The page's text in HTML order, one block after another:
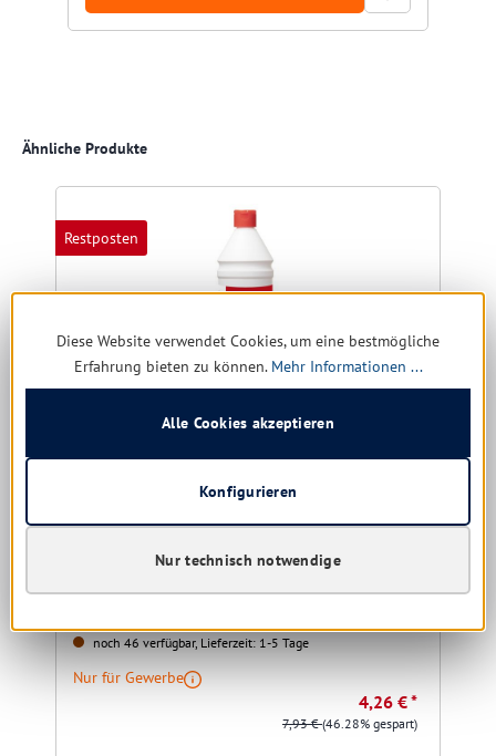
Produktgalerie überspringen
Ähnliche Produkte
Restposten
Iduna Tenozid 10 Supreme 1 ltr. Sanitärreiniger
noch 46 verfügbar, Lieferzeit: 1-5 Tage
Nur für Gewerbe
4,26 € *
7,93 €(46.28% gespart)
Diese Website verwendet Cookies, um eine bestmögliche
Erfahrung bieten zu können. Mehr Informationen ...
Nur technisch notwendige
Konfigurieren
Alle Cookies akzeptieren